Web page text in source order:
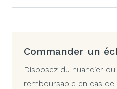
Commander un
Disposez du nuancier
remboursable en cas